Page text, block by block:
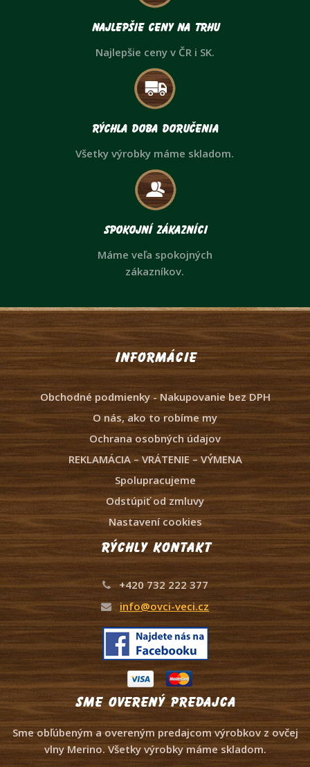
Najlepšie ceny na trhu
Najlepšie ceny v ČR i SK.
Rýchla doba doručenia
Všetky výrobky máme skladom.
Spokojní zákazníci
Máme veľa spokojných
zákazníkov.
Informácie
Obchodné podmienky - Nakupovanie bez DPH
O nás, ako to robíme my
Ochrana osobných údajov
REKLAMÁCIA – VRÁTENIE – VÝMENA
Spolupracujeme
Odstúpiť od zmluvy
Nastavení cookies
Rýchly kontakt
+420 732 222 377
info@ovci-veci.cz
Sme overený predajca
Sme obľúbeným a overeným predajcom výrobkov z ovčej
vlny Merino. Všetky výrobky máme skladom.